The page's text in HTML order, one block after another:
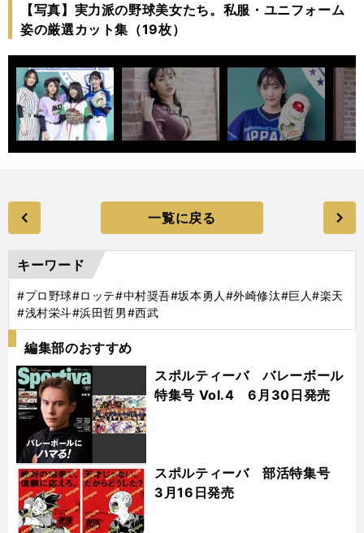
【写真】実力派の野球美女たち。私服・ユニフォーム
姿の厳選カット集（19枚）
一覧に戻る
キーワード
#プロ野球#ロッテ#中村奨吾#坂本勇人 #外崎修汰#巨人#楽天
#浅村栄斗#浜田哲男#西武
編集部のおすすめ
スポルティーバ バレーボール
特集号 Vol.4 6月30日発売
スポルティーバ 部活特集号
3月16日発売